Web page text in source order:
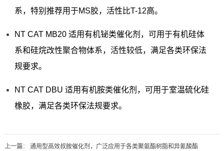
系，特别推荐用于MS胶，活性比T-12高。
NT CAT MB20 适用有机铋类催化剂，可用于有机硅体
系和硅烷改性聚合物体系，活性较低，满足各类环保法
规要求。
NT CAT DBU 适用有机胺类催化剂，可用于室温硫化硅
橡胶，满足各类环保法规要求。
上一篇： 通用型高效叔胺催化剂，广泛应用于各类聚氨酯树脂和异氰酸酯